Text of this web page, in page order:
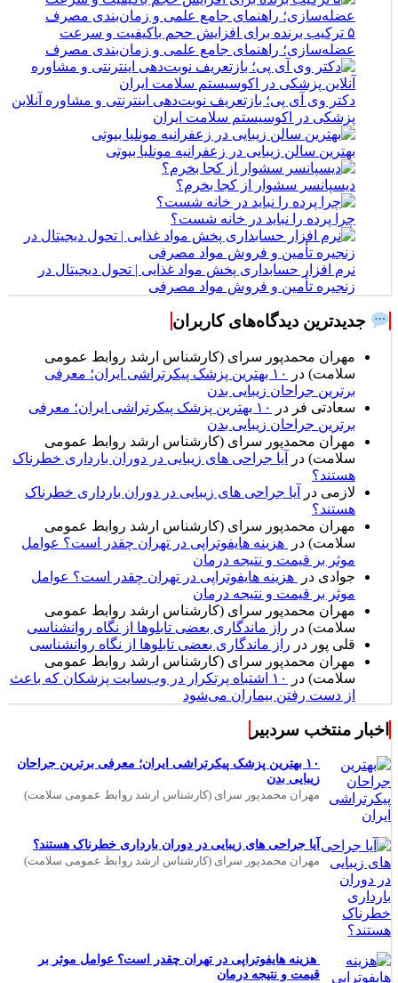
۵ ترکیب برنده برای افزایش حجم باکیفیت و سرعت
عضله‌سازی؛ راهنمای جامع علمی و زمان‌بندی مصرف
دکتر وی آی پی؛ بازتعریف نوبت‌دهی اینترنتی و مشاوره آنلاین
پزشکی در اکوسیستم سلامت ایران
بهترین سالن زیبایی در زعفرانیه مونلیا بیوتی
دیسپانسر سشوار از کجا بخرم؟
چرا پرده را نباید در خانه شست؟
نرم افزار حسابداری پخش مواد غذایی | تحول دیجیتال در
زنجیره تأمین و فروش مواد مصرفی
جدیدترین دیدگاه‌های کاربران
مهران محمدپور سرای (کارشناس ارشد روابط عمومی
سلامت) در
۱۰ بهترین پزشک پیکرتراشی ایران؛ معرفی
برترین جراحان زیبایی بدن
سعادتی فر در
۱۰ بهترین پزشک پیکرتراشی ایران؛ معرفی
برترین جراحان زیبایی بدن
مهران محمدپور سرای (کارشناس ارشد روابط عمومی
سلامت) در
آیا جراحی های زیبایی در دوران بارداری خطرناک
هستند؟
لازمی در
آیا جراحی های زیبایی در دوران بارداری خطرناک
هستند؟
مهران محمدپور سرای (کارشناس ارشد روابط عمومی
سلامت) در
هزینه هایفوتراپی در تهران چقدر است؟ عوامل
موثر بر قیمت و نتیجه درمان
جوادی در
هزینه هایفوتراپی در تهران چقدر است؟ عوامل
موثر بر قیمت و نتیجه درمان
مهران محمدپور سرای (کارشناس ارشد روابط عمومی
سلامت) در راز ماندگاری بعضی تابلوها از نگاه روانشناسی
قلی پور در راز ماندگاری بعضی تابلوها از نگاه روانشناسی
مهران محمدپور سرای (کارشناس ارشد روابط عمومی
سلامت) در
۱۰ اشتباه پرتکرار در وب‌سایت پزشکان که باعث
از دست رفتن بیماران می‌شود
اخبار منتخب سردبیر
۱۰ بهترین پزشک پیکرتراشی ایران؛ معرفی برترین جراحان
زیبایی بدن
مهران محمدپور سرای (کارشناس ارشد روابط عمومی سلامت)
آیا جراحی های زیبایی در دوران بارداری خطرناک هستند؟
مهران محمدپور سرای (کارشناس ارشد روابط عمومی سلامت)
هزینه هایفوتراپی در تهران چقدر است؟ عوامل موثر بر
قیمت و نتیجه درمان